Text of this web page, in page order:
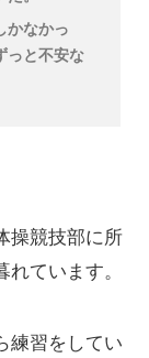
かなかっ
っと不安な
操競技部に所
ています。
練習をしてい